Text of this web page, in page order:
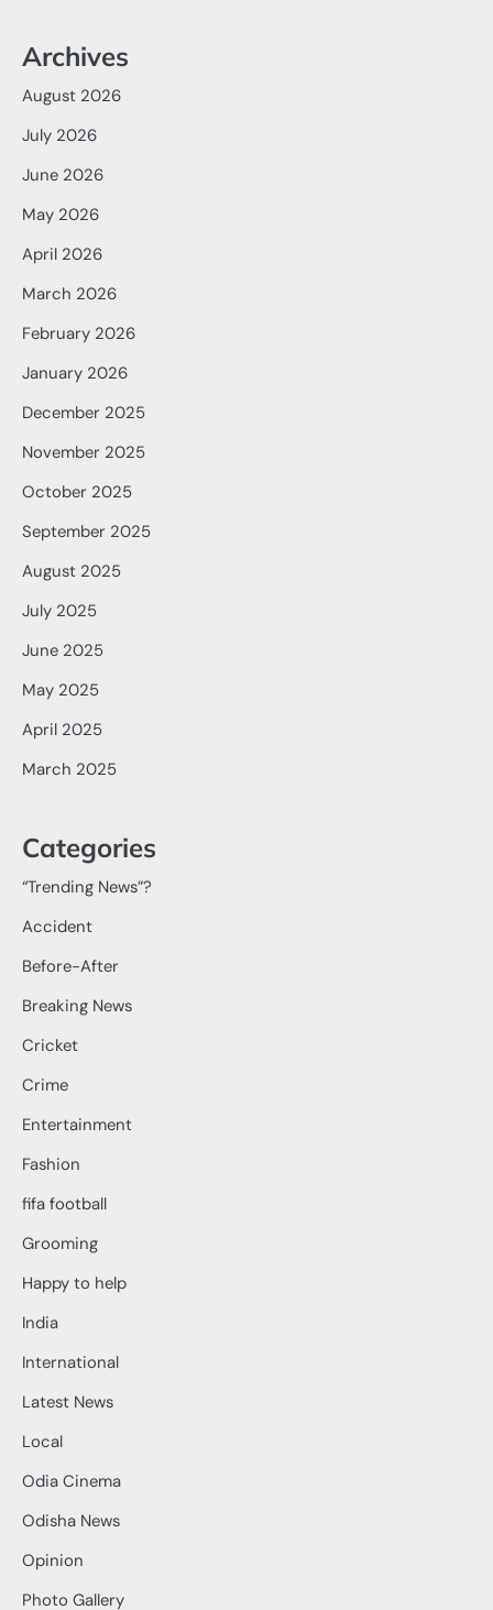
Archives
August 2026
July 2026
June 2026
May 2026
April 2026
March 2026
February 2026
January 2026
December 2025
November 2025
October 2025
September 2025
August 2025
July 2025
June 2025
May 2025
April 2025
March 2025
Categories
“Trending News”?
Accident
Before-After
Breaking News
Cricket
Crime
Entertainment
Fashion
fifa football
Grooming
Happy to help
India
International
Latest News
Local
Odia Cinema
Odisha News
Opinion
Photo Gallery